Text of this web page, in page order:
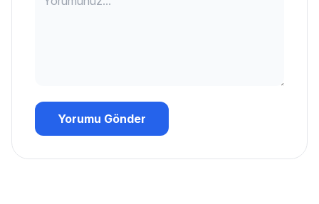
Yorumu Gönder